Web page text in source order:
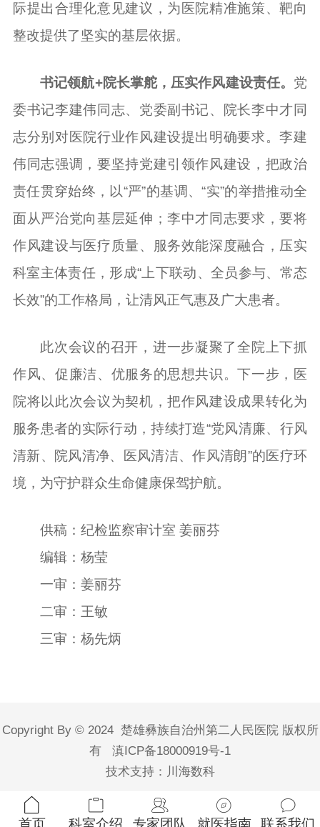
际提出合理化意见建议，为医院精准施策、靶向
整改提供了坚实的基层依据。
书记领航+院长掌舵，压实作风建设责任。 党
委书记李建伟同志、党委副书记、院长李中才同
志分别对医院行业作风建设提出明确要求。李建
伟同志强调，要坚持党建引领作风建设，把政治
责任贯穿始终，以“严”的基调、“实”的举措推动全
面从严治党向基层延伸；李中才同志要求，要将
作风建设与医疗质量、服务效能深度融合，压实
科室主体责任，形成“上下联动、全员参与、常态
长效”的工作格局，让清风正气惠及广大患者。
此次会议的召开，进一步凝聚了全院上下抓
作风、促廉洁、优服务的思想共识。下一步，医
院将以此次会议为契机，把作风建设成果转化为
服务患者的实际行动，持续打造“党风清廉、行风
清新、院风清净、医风清洁、作风清朗”的医疗环
境，为守护群众生命健康保驾护航。
供稿：纪检监察审计室 姜丽芬
编辑：杨莹
一审：姜丽芬
二审：王敏
三审：杨先炳
Copyright By © 2024 楚雄彝族自治州第二人民医院 版权所
有 滇ICP备18000919号-1
技术支持：川海数科
首页 科室介绍 专家团队 就医指南 联系我们